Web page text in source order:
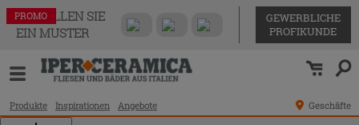
BESTELLEN SIE
EIN MUSTER
GEWERBLICHE
PROFIKUNDE
Produkte Inspirationen Angebote Geschäfte
PROMO
PROMO
PROMO
PROMO
PROMO
PROMO
PROMO
PROMO
PROMO
PROMO
PROMO
PROMO
PROMO
PROMO
PROMO
PROMO
PROMO
PROMO
PROMO
PROMO
PROMO
PROMO
PROMO
PROMO
PROMO
PROMO
PROMO
PROMO
PROMO
PROMO
PROMO
PROMO
PROMO